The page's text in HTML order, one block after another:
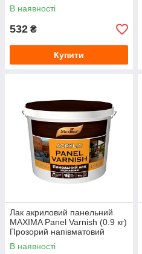
В наявності
532 ₴
Купити
Лак акриловий панельний
MAXIMA Panel Varnish (0.9 кг)
Прозорий напівматовий
В наявності